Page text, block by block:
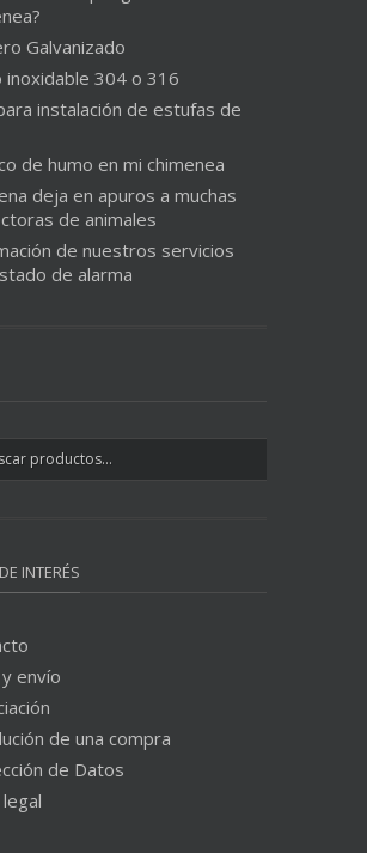
Galvanizado
inoxidable 304 o 316
instalación de estufas de
de humo en mi chimenea
deja en apuros a muchas
de animales
de nuestros servicios
de alarma
INTERÉS
envío
de una compra
de Datos